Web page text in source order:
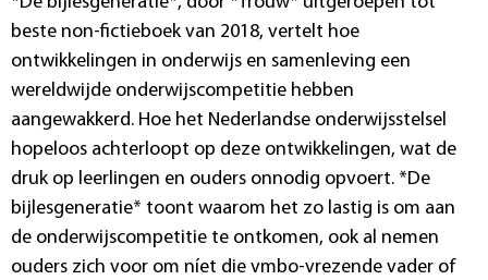
beste non-fictieboek van 2018, vertelt hoe
ontwikkelingen in onderwijs en samenleving een
wereldwijde onderwijscompetitie hebben
aangewakkerd. Hoe het Nederlandse onderwijsstelsel
hopeloos achterloopt op deze ontwikkelingen, wat de
druk op leerlingen en ouders onnodig opvoert. *De
bijlesgeneratie* toont waarom het zo lastig is om aan
de onderwijscompetitie te ontkomen, ook al nemen
ouders zich voor om níet die vmbo-vrezende vader of